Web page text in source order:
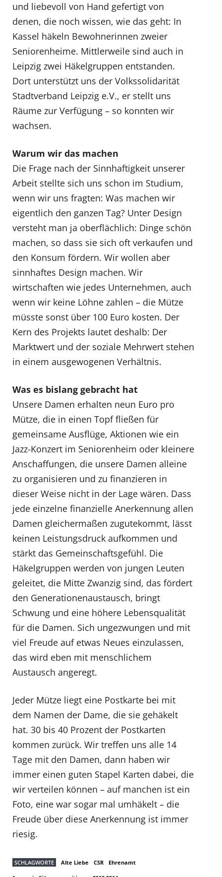
und liebevoll von Hand gefertigt von
denen, die noch wissen, wie das geht: In
Kassel häkeln Bewohnerinnen zweier
Seniorenheime. Mittlerweile sind auch in
Leipzig zwei Häkelgruppen entstanden.
Dort unterstützt uns der Volkssolidarität
Stadtverband Leipzig e.V., er stellt uns
Räume zur Verfügung – so konnten wir
wachsen.
Warum wir das machen
Die Frage nach der Sinnhaftigkeit unserer
Arbeit stellte sich uns schon im Studium,
wenn wir uns fragten: Was machen wir
eigentlich den ganzen Tag? Unter Design
versteht man ja oberflächlich: Dinge schön
machen, so dass sie sich oft verkaufen und
den Konsum fördern. Wir wollen aber
sinnhaftes Design machen. Wir
wirtschaften wie jedes Unternehmen, auch
wenn wir keine Löhne zahlen – die Mütze
müsste sonst über 100 Euro kosten. Der
Kern des Projekts lautet deshalb: Der
Marktwert und der soziale Mehrwert stehen
in einem ausgewogenen Verhältnis.
Was es bislang gebracht hat
Unsere Damen erhalten neun Euro pro
Mütze, die in einen Topf fließen für
gemeinsame Ausflüge, Aktionen wie ein
Jazz-Konzert im Seniorenheim oder kleinere
Anschaffungen, die unsere Damen alleine
zu organisieren und zu finanzieren in
dieser Weise nicht in der Lage wären. Dass
jede einzelne finanzielle Anerkennung allen
Damen gleichermaßen zugutekommt, lässt
keinen Leistungsdruck aufkommen und
stärkt das Gemeinschaftsgefühl. Die
Häkelgruppen werden von jungen Leuten
geleitet, die Mitte Zwanzig sind, das fördert
den Generationenaustausch, bringt
Schwung und eine höhere Lebensqualität
für die Damen. Sich ungezwungen und mit
viel Freude auf etwas Neues einzulassen,
das wird eben mit menschlichem
Austausch angeregt.
Jeder Mütze liegt eine Postkarte bei mit
dem Namen der Dame, die sie gehäkelt
hat. 30 bis 40 Prozent der Postkarten
kommen zurück. Wir treffen uns alle 14
Tage mit den Damen, dann haben wir
immer einen guten Stapel Karten dabei, die
wir verteilen können – auf manchen ist ein
Foto, eine war sogar mal umhäkelt – die
Freude über diese Anerkennung ist immer
riesig.
SCHLAGWORTE Alte Liebe CSR Ehrenamt